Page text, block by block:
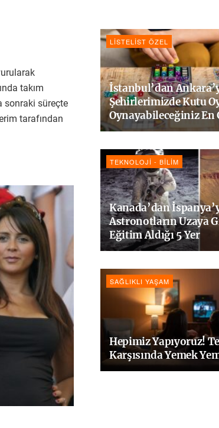
takım
sonraki süreçte
tarafından
LISTELIST ÖZEL
İstanbul’dan
Şehirlerimizde Kutu
Oynayabileceğiniz En
TEKNOLOJI - BILIM
Kanada’dan
Astronotların Uzaya
Eğitim Aldığı 5 Yer
SAĞLIKLI YAŞAM
Hepimiz Yapıyoruz!
Karşısında Yemek